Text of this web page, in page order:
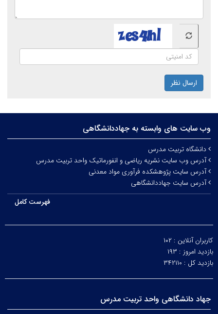
ارسال نظر
وب سایت های وابسته به جهاددانشگاهی
دانشگاه تربیت مدرس
آدرس وب سایت نشریه ریاضی و انفورماتیک واحد تربیت مدرس
آدرس سایت پژوهشکده فرآوری مواد معدنی
آدرس سایت جهاددانشگاهی
فهرست کامل
کاربران آنلاین : ۱۰۲
بازدید امروز : ۱۹۳
بازدید کل : ۳۴۲۱۱۰
جهاد دانشگاهی واحد تربیت مدرس